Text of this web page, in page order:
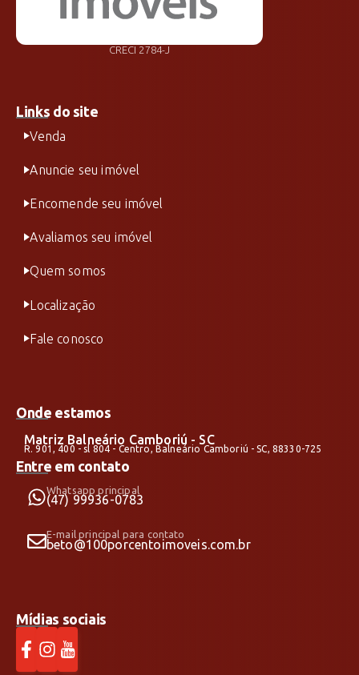
CRECI 2784-J
Links do site
Venda
Anuncie seu imóvel
Encomende seu imóvel
Avaliamos seu imóvel
Quem somos
Localização
Fale conosco
Onde estamos
Matriz Balneário Camboriú - SC
R. 901, 400 - sl 804 - Centro, Balneário Camboriú - SC, 88330-725
Entre em contato
Whatsapp principal
(47) 99936-0783
E-mail principal para contato
beto@100porcentoimoveis.com.br
Mídias sociais